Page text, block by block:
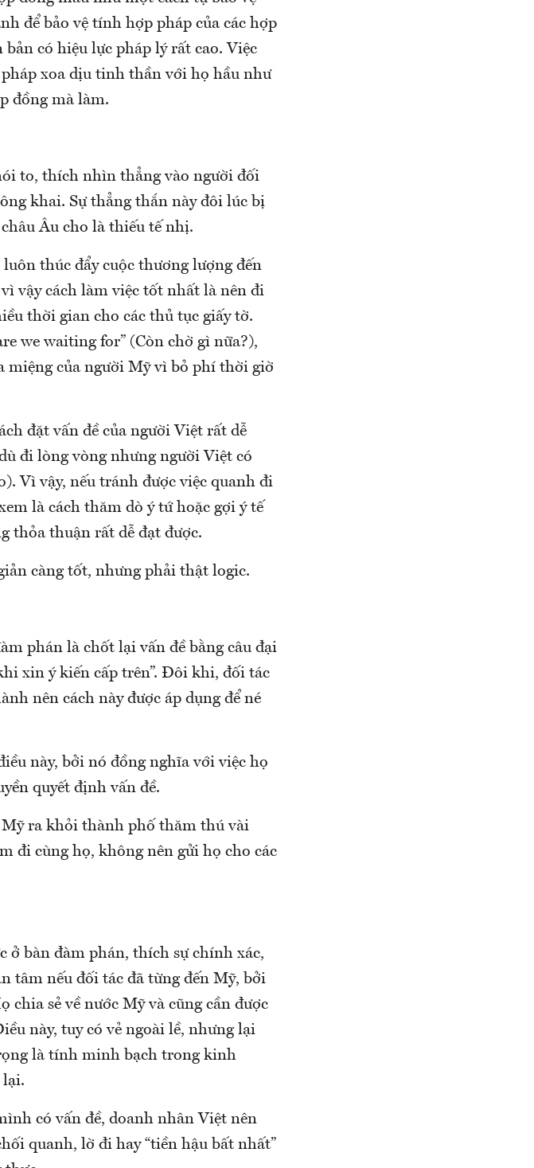
để bảo vệ tính hợp pháp của các hợp
có hiệu lực pháp lý rất cao. Việc
xoa dịu tinh thần với họ hầu như
đồng mà làm.
to, thích nhìn thẳng vào người đối
khai. Sự thẳng thắn này đôi lúc bị
Âu cho là thiếu tế nhị.
thúc đẩy cuộc thương lượng đến
vậy cách làm việc tốt nhất là nên đi
thời gian cho các thủ tục giấy tờ.
we waiting for” (Còn chờ gì nữa?),
miệng của người Mỹ vì bỏ phí thời giờ
đặt vấn đề của người Việt rất dễ
đi lòng vòng nhưng người Việt có
Vì vậy, nếu tránh được việc quanh đi
là cách thăm dò ý tứ hoặc gợi ý tế
thỏa thuận rất dễ đạt được.
càng tốt, nhưng phải thật logic.
phán là chốt lại vấn đề bằng câu đại
xin ý kiến cấp trên”. Đôi khi, đối tác
nên cách này được áp dụng để né
này, bởi nó đồng nghĩa với việc họ
quyết định vấn đề.
ra khỏi thành phố thăm thú vài
đi cùng họ, không nên gửi họ cho các
bàn đàm phán, thích sự chính xác,
tâm nếu đối tác đã từng đến Mỹ, bởi
chia sẻ về nước Mỹ và cũng cần được
này, tuy có vẻ ngoài lề, nhưng lại
là tính minh bạch trong kinh
lại.
có vấn đề, doanh nhân Việt nên
quanh, lờ đi hay “tiền hậu bất nhất”